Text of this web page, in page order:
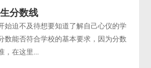
分数线
始迫不及待想要知道了解自己心仪的学
数能否符合学校的基本要求，因为分数
，在这里...